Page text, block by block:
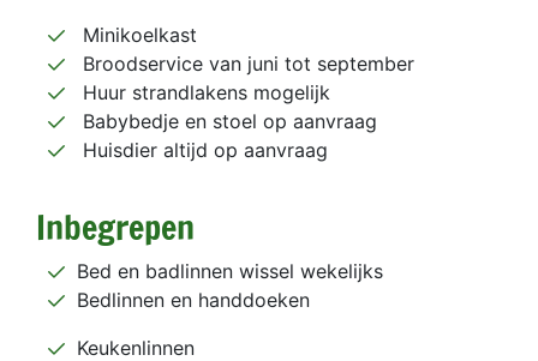
Minikoelkast
Broodservice van juni tot september
Huur strandlakens mogelijk
Babybedje en stoel op aanvraag
Huisdier altijd op aanvraag
Inbegrepen
Bed en badlinnen wissel wekelijks
Bedlinnen en handdoeken
Keukenlinnen